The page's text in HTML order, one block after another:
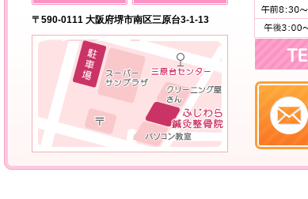
〒590-0111 大阪府堺市南区三原台3-1-13